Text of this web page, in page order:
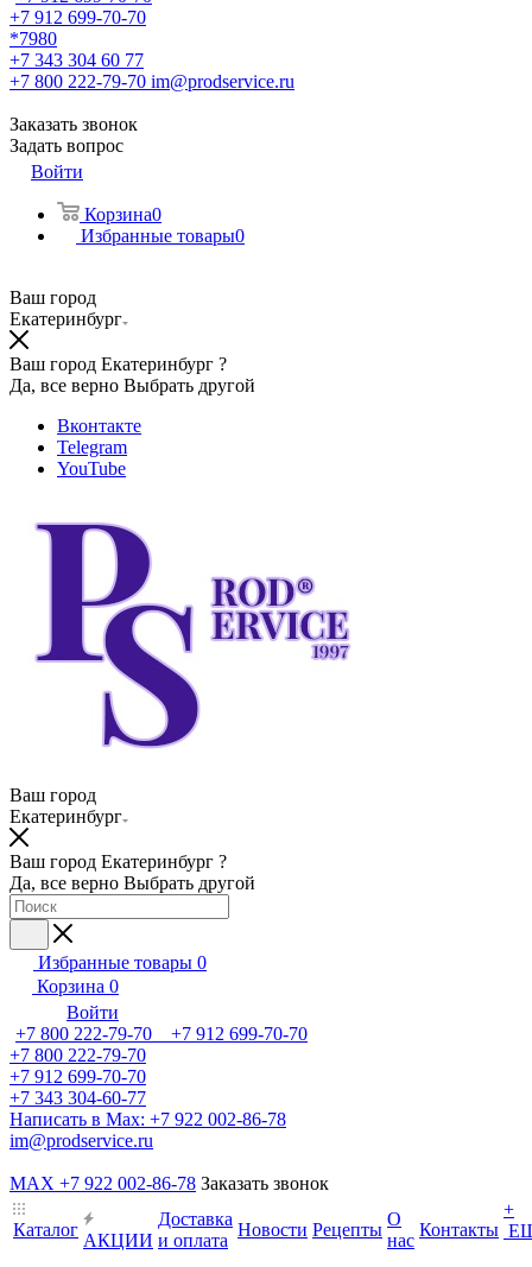
+7 912 699-70-70
*7980
+7 343 304 60 77
+7 800 222-79-70 im@prodservice.ru
Заказать звонок
Задать вопрос
Войти
Корзина0
Избранные товары0
Ваш город
Екатеринбург
Ваш город Екатеринбург ?
Да, все верно Выбрать другой
Вконтакте
Telegram
YouTube
Ваш город
Екатеринбург
Ваш город Екатеринбург ?
Да, все верно Выбрать другой
Избранные товары 0
Корзина 0
Войти
+7 800 222-79-70 +7 912 699-70-70
+7 800 222-79-70
+7 912 699-70-70
+7 343 304-60-77
Написать в Max: +7 922 002-86-78
im@prodservice.ru
MAX +7 922 002-86-78 Заказать звонок
Каталог
АКЦИИ
Доставка
и оплата
Новости Рецепты
О
нас
Контакты
+